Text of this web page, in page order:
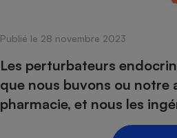
Publié le 28 novembre 2023
Les perturbateurs
que nous buvons ou notre
pharmacie, et nous les